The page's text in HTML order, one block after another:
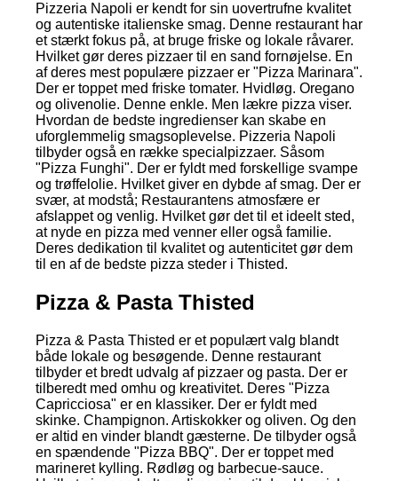
Pizzeria Napoli er kendt for sin uovertrufne kvalitet
og autentiske italienske smag. Denne restaurant har
et stærkt fokus på, at bruge friske og lokale råvarer.
Hvilket gør deres pizzaer til en sand fornøjelse. En
af deres mest populære pizzaer er "Pizza Marinara".
Der er toppet med friske tomater. Hvidløg. Oregano
og olivenolie. Denne enkle. Men lækre pizza viser.
Hvordan de bedste ingredienser kan skabe en
uforglemmelig smagsoplevelse. Pizzeria Napoli
tilbyder også en række specialpizzaer. Såsom
"Pizza Funghi". Der er fyldt med forskellige svampe
og trøffelolie. Hvilket giver en dybde af smag. Der er
svær, at modstå; Restaurantens atmosfære er
afslappet og venlig. Hvilket gør det til et ideelt sted,
at nyde en pizza med venner eller også familie.
Deres dedikation til kvalitet og autenticitet gør dem
til en af de bedste pizza steder i Thisted.
Pizza & Pasta Thisted
Pizza & Pasta Thisted er et populært valg blandt
både lokale og besøgende. Denne restaurant
tilbyder et bredt udvalg af pizzaer og pasta. Der er
tilberedt med omhu og kreativitet. Deres "Pizza
Capricciosa" er en klassiker. Der er fyldt med
skinke. Champignon. Artiskokker og oliven. Og den
er altid en vinder blandt gæsterne. De tilbyder også
en spændende "Pizza BBQ". Der er toppet med
marineret kylling. Rødløg og barbecue-sauce.